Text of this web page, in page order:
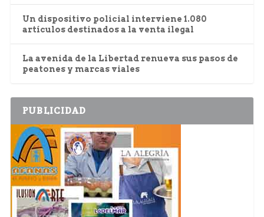
Un dispositivo policial interviene 1.080
artículos destinados a la venta ilegal
La avenida de la Libertad renueva sus pasos de
peatones y marcas viales
PUBLICIDAD